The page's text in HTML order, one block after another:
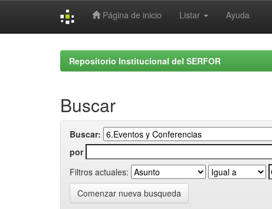
Página de inicio Listar Ayuda
Repositorio Institucional del SERFOR
Buscar
Buscar:
por
Filtros actuales:
Comenzar nueva busqueda